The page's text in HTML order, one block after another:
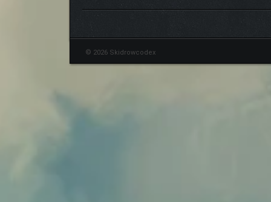
© 2026 Skidrowcodex